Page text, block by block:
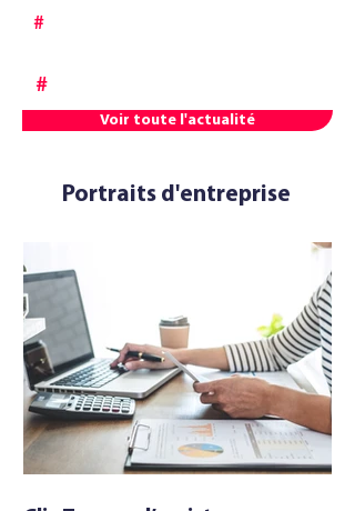
#
#
Voir toute l'actualité
Portraits d'entreprise